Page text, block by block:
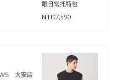
眼日常托特包
NTD7,590
大安店